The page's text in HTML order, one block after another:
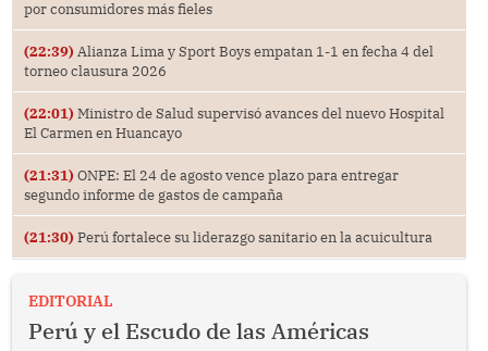
por consumidores más fieles
(22:39) Alianza Lima y Sport Boys empatan 1-1 en fecha 4 del
torneo clausura 2026
(22:01) Ministro de Salud supervisó avances del nuevo Hospital
El Carmen en Huancayo
(21:31) ONPE: El 24 de agosto vence plazo para entregar
segundo informe de gastos de campaña
(21:30) Perú fortalece su liderazgo sanitario en la acuicultura
EDITORIAL
Perú y el Escudo de las Américas